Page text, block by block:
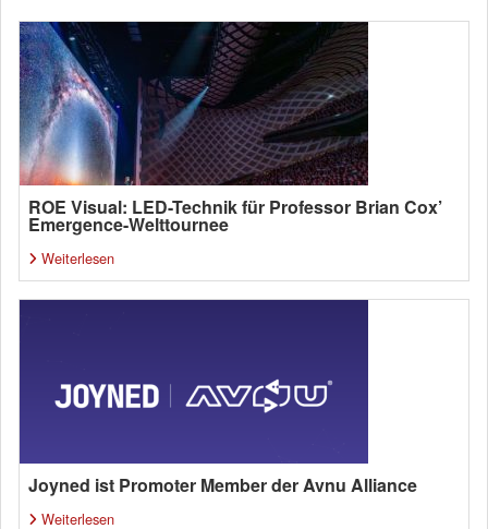
ROE Visual: LED-Technik für Professor Brian Cox’
Emergence-Welttournee
Weiterlesen
Joyned ist Promoter Member der Avnu Alliance
Weiterlesen